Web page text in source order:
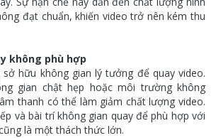
đạt chuẩn, khiến video trở nên kém thu
không phù hợp
sở hữu không gian lý tưởng để quay video.
gian chật hẹp hoặc môi trường không
thanh có thể làm giảm chất lượng video.
và bài trí không gian quay để phù hợp với
là một thách thức lớn.